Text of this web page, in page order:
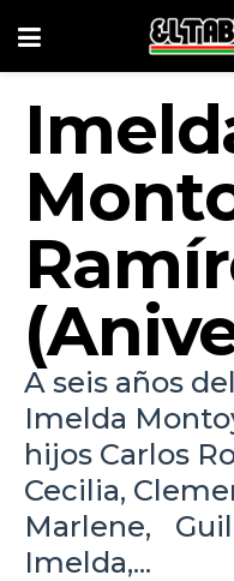
A seis años
Imelda
hijos Carlos
Cecilia,
Marlene,
Imelda,...